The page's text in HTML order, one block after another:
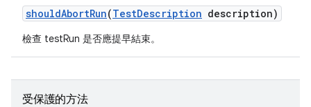
shouldAbortRun(TestDescription description)
檢查 testRun 是否應提早結束。
受保護的方法